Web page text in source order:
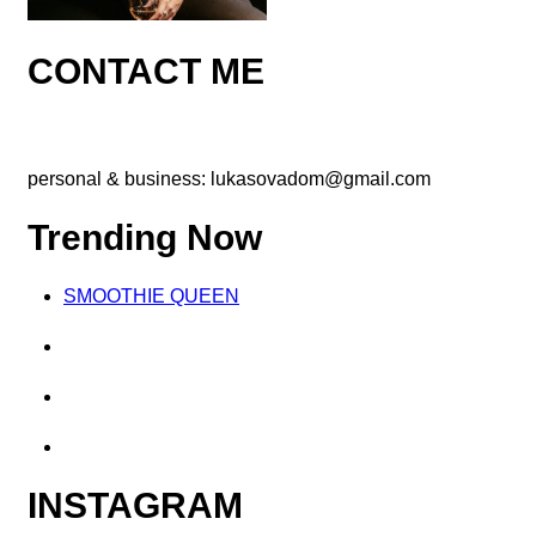
CONTACT ME
personal & business: lukasovadom@gmail.com
Trending Now
SMOOTHIE QUEEN
INSTAGRAM